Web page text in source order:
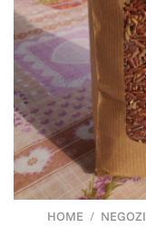
HOME /